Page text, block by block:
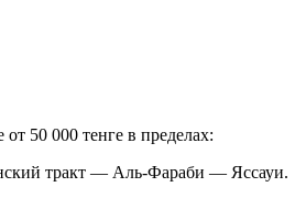
от 50 000 тенге в пределах:
тракт — Аль-Фараби — Яссауи.